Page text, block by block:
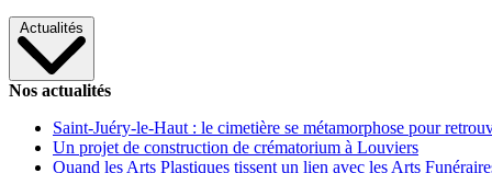
Actualités
Nos actualités
Saint-Juéry-le-Haut : le cimetière se métamorphose pour
Un projet de construction de crématorium à Louviers
Quand les Arts Plastiques tissent un lien avec les Arts